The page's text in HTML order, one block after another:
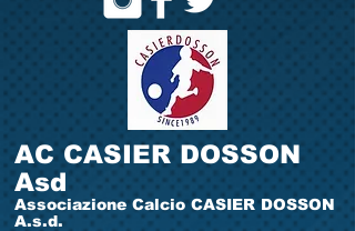
AC CASIER DOSSON
Asd
Associazione Calcio CASIER DOSSON
A.s.d.